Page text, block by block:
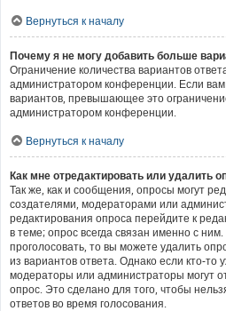
Вернуться к началу
Почему я не могу добавить больше
Ограничение количества вариантов
администратором конференции. Если вам
вариантов, превышающее это
администратором конференции.
Вернуться к началу
Как мне отредактировать или удалить
Так же, как и сообщения, опросы могут
создателями, модераторами или
редактирования опроса перейдите к
в теме; опрос всегда связан именно с
проголосовать, то вы можете удалить
из вариантов ответа. Однако если кто-то
модераторы или администраторы могут
опрос. Это сделано для того, чтобы
ответов во время голосования.